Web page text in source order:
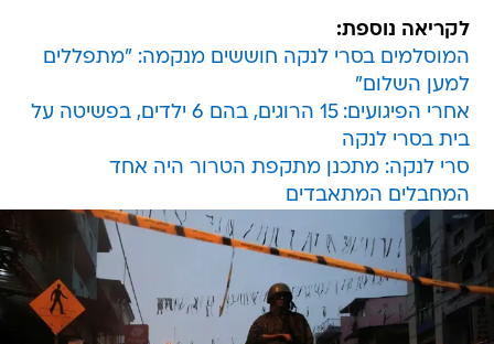
לקריאה נוספת:
המוסלמים בסרי לנקה חוששים מנקמה: "מתפללים
למען השלום"
אחרי הפיגועים: 15 הרוגים, בהם 6 ילדים, בפשיטה על
בית בסרי לנקה
סרי לנקה: מתכנן מתקפת הטרור היה אחד
המחבלים המתאבדים